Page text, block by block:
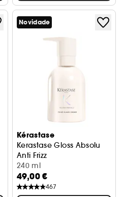
Novidade
Kérastase
Kerastase Gloss Absolu
Anti Frizz
Creme
240 ml
49,00 €
467